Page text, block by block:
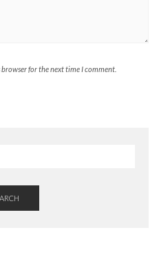
for the next time I comment.